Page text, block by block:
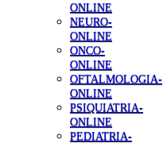
ONLINE
NEURO-
ONLINE
ONCO-
ONLINE
OFTALMOLOGIA-
ONLINE
PSIQUIATRIA-
ONLINE
PEDIATRIA-